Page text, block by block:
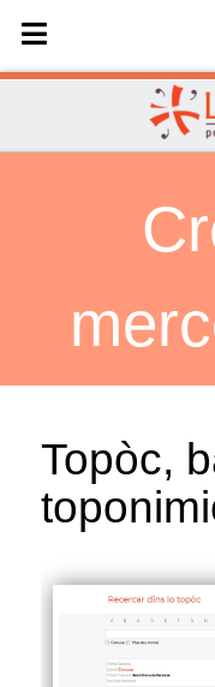
Sélectionnez votre langue
Topòc,